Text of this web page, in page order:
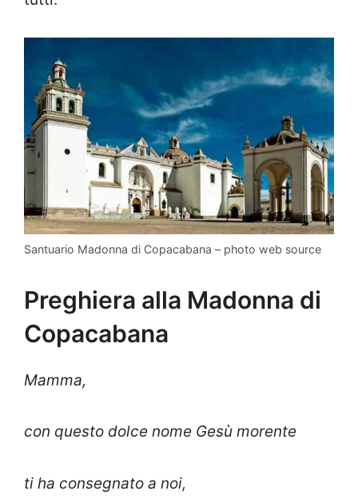
Santuario Madonna di Copacabana – photo web source
Preghiera alla Madonna di
Copacabana
Mamma,
con questo dolce nome Gesù morente
ti ha consegnato a noi,